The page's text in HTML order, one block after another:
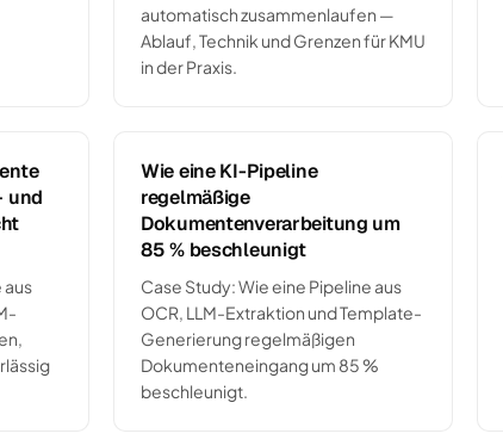
automatisch zusammenlaufen —
Ablauf, Technik und Grenzen für KMU
in der Praxis.
und
aus
Wie eine KI-Pipeline
regelmäßige
Dokumentenverarbeitung um
85 % beschleunigt
Case Study: Wie eine Pipeline aus
OCR, LLM-Extraktion und Template-
Generierung regelmäßigen
Dokumenteneingang um 85 %
beschleunigt.